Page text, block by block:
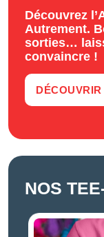
Découvrez
Autrement.
sorties…
convaincre !
DÉCOUVRIR
NOS